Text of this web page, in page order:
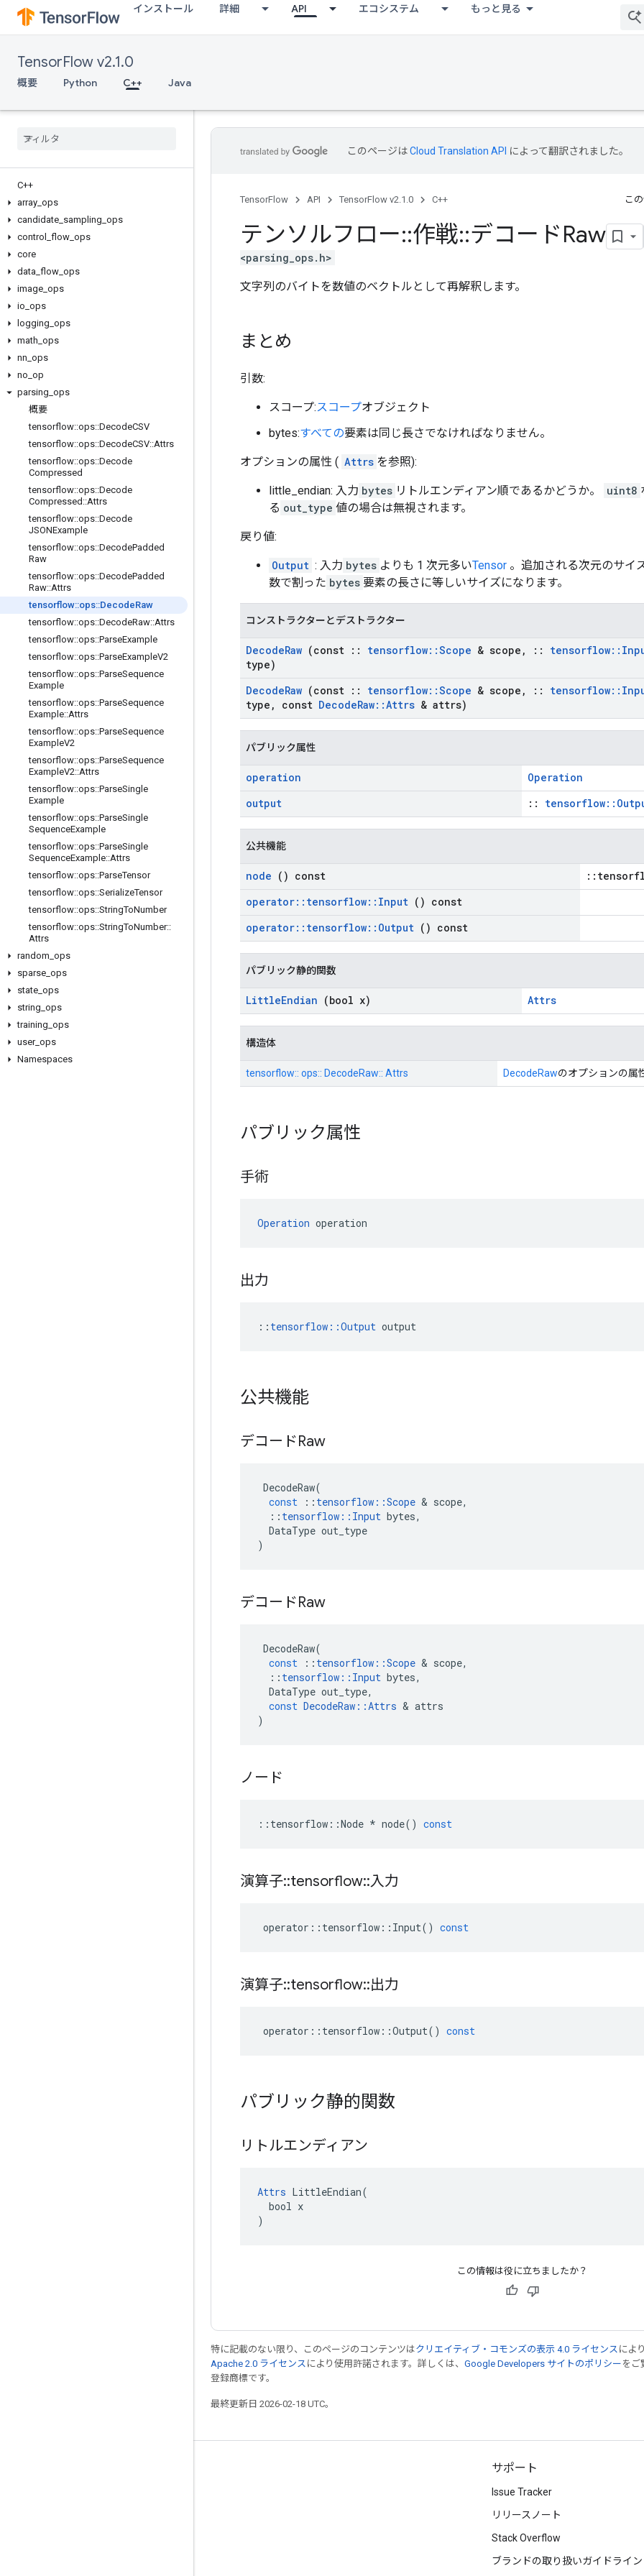
インストール 詳細 API エコシステム もっと見る
TensorFlow v2.1.0
概要 Python C++ Java
C++
array ops
candidate sampling ops
control
flow ops
core
data flow ops
image ops
io ops
logging ops
math ops
nn ops
no op
parsing ops
概要
tensorflow::ops::DecodeCSV
tensorflow::ops::DecodeCSV::Attrs
tensorflow::ops::Decode
Compressed
tensorflow::ops::Decode
Compressed ::Attrs
tensorflow::ops::Decode
JSONExample
tensorflow::ops::DecodePadded
Raw
tensorflow::ops::DecodePadded
Raw::Attrs
tensorflow::ops::DecodeRaw
tensorflow::ops::DecodeRaw::Attrs
tensorflow::ops::ParseExample
tensorflow::ops::ParseExampleV2
tensorflow::ops::ParseSequence
Example
tensorflow::ops::ParseSequence
Example::Attrs
tensorflow::ops::ParseSequence
ExampleV2
tensorflow::ops::ParseSequence
ExampleV2::Attrs
tensorflow::ops::ParseSingle
Example
tensorflow::ops::ParseSingle
SequenceExample
tensorflow::ops::ParseSingle
SequenceExample::Attrs
tensorflow::ops::ParseTensor
tensorflow::ops::SerializeTensor
tensorflow::ops::StringToNumber
tensorflow::ops::StringToNumber::
Attrs
random ops
sparse ops
state ops
string ops
training ops
user_ ops
Namespaces
このページはCloud Translation API によって翻訳されました。
TensorFlow API TensorFlow v2.1.0 C++ こ
テンソルフロー::作戦::デコードRaw
<parsing_ops.h>
文字列のバイトを数値のベクトルとして再解釈します。
まとめ
引数:
スコープ:スコープオブジェクト
bytes:すべての要素は同じ長さでなければなりません。
オプションの属性 ( Attrs を参照):
little_endian: 入力 bytes リトルエンディアン順であるかどうか。 uint8
る out_type 値の場合は無視されます。
戻り値:
Output : 入力 bytes よりも 1 次元多いTensor 。追加される次元のサイ
数で割った bytes 要素の長さに等しいサイズになります。
コンストラクターとデストラクター
DecodeRaw (const :: tensorflow::Scope & scope , :: tensorflow::
type)
DecodeRaw (const :: tensorflow::Scope & scope , :: tensorflow::
type , const DecodeRaw::Attrs & attrs)
パブリック属性
operation
Operation
output
::
公共機能
node () const
operator:: tensorflow:: Input () const
operator:: tensorflow:: Output () const
パブリック静的関数
LittleEndian (bool x) Attrs
構造体
tensorflow:: ops:: DecodeRaw:: Attrs DecodeRawのオプションの属
パブリック属性
手術
Operation operation
出力
:: tensorflow::Output output
公共機能
デコードRaw
DecodeRaw(
const
:: tensorflow ::Scope & scope,
:: tensorflow :: Input bytes,
DataType out_type
)
デコードRaw
DecodeRaw(
const
:: tensorflow ::Scope & scope,
:: tensorflow :: Input bytes,
DataType out_type,
const DecodeRaw ::Attrs & attrs
)
ノード
:: tensorflow ::Node * node() const
演算子::tensorflow::入力
operator :: tensorflow :: Input() const
演算子::tensorflow::出力
operator :: tensorflow ::Output() const
パブリック静的関数
リトルエンディアン
Attrs LittleEndian(
  bool x
)
この情報は役に立ちましたか？
特に記載のない限り、このページのコンテンツはクリエイティブ・コモンズの表示 4.0 ライセンス によ
Apache 2.0 ライセンス により使用許諾されます。詳しくは、 Google Developers サイトのポリシー をご
登録商標です。
最終更新日 2026-02-18 UTC。
サポート
Issue Tracker
リリースノート
Stack Overflow
ブランドの取り扱いガイドライン